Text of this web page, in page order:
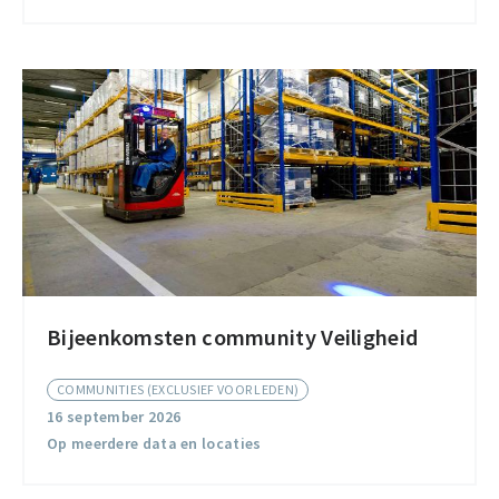
Bijeenkomsten community Veiligheid
COMMUNITIES (EXCLUSIEF VOOR LEDEN)
16 september 2026
Op meerdere data en locaties
Bijeenkomsten
Veiligheid